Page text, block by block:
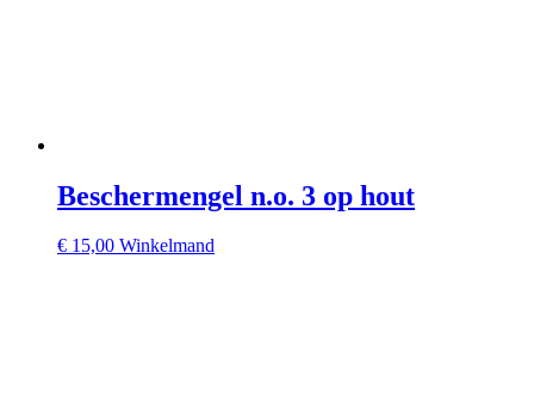
Beschermengel n.o. 3 op hout
€ 15,00 Winkelmand